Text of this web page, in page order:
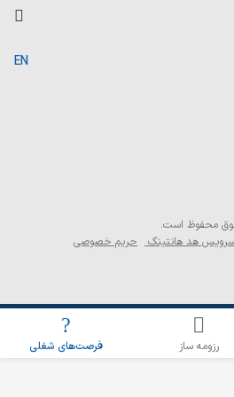
جستجو فعال کنید
EN
محفوظ است.
سرویس هد هانتینگ حریم خصوصی
رزومه ساز فرصت‌های شغلی